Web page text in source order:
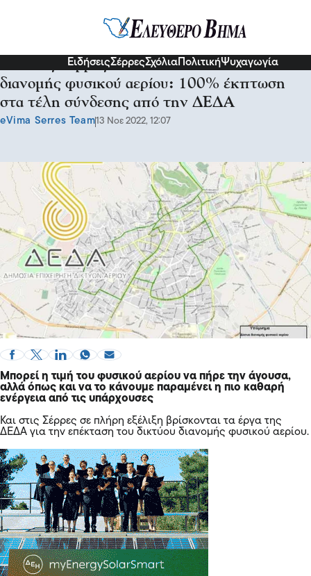
ΕιδήσειςΣέρρεςΣχόλια ΠολιτικήΨυχαγωγία
Και στις Σέρρες επέκταση του δικτύου
διανομής φυσικού αερίου: 100% έκπτωση
στα τέλη σύνδεσης από την ΔΕΔΑ
eVima Serres Team13 Νοε 2022, 12:07
Μπορεί η τιμή του φυσικού αερίου να πήρε την άγουσα,
αλλά όπως και να το κάνουμε παραμένει η πιο καθαρή
ενέργεια από τις υπάρχουσες
Και στις Σέρρες σε πλήρη εξέλιξη βρίσκονται τα έργα της
ΔΕΔΑ για την επέκταση του δικτύου διανομής φυσικού αερίου.